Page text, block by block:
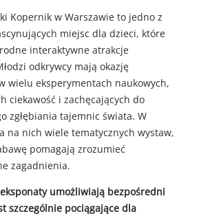
Kopernik w Warszawie to jedno z
miejsc dla dzieci, które
interaktywne atrakcje
odkrywcy mają okazję
wielu eksperymentach naukowych,
ciekawość i zachęcających do
zgłębiania tajemnic świata. W
na nich wiele tematycznych wystaw,
pomagają zrozumieć
zagadnienia.
umożliwiają bezpośredni
szczególnie pociągające dla